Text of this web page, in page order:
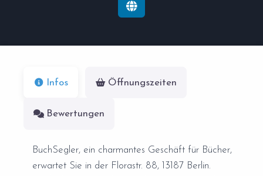
Infos Öffnungszeiten
Bewertungen
BuchSegler, ein charmantes Geschäft für Bücher,
erwartet Sie in der Florastr. 88, 13187 Berlin.